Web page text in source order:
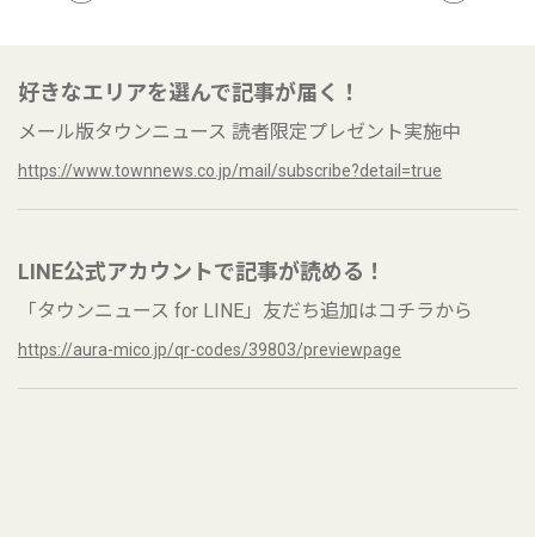
好きなエリアを選んで記事が届く！
メール版タウンニュース 読者限定プレゼント実施中
https://www.townnews.co.jp/mail/subscribe?detail=true
LINE公式アカウントで記事が読める！
「タウンニュース for LINE」友だち追加はコチラから
https://aura-mico.jp/qr-codes/39803/previewpage